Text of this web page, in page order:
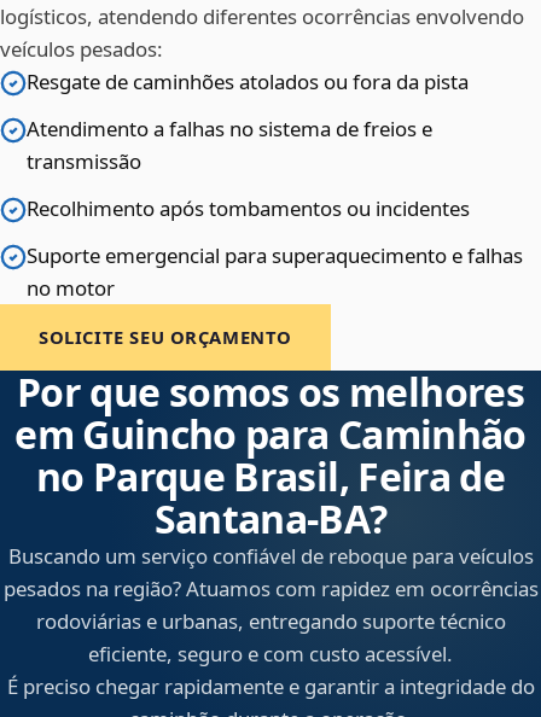
logísticos, atendendo diferentes ocorrências envolvendo
veículos pesados:
Resgate de caminhões atolados ou fora da pista
Atendimento a falhas no sistema de freios e
transmissão
Recolhimento após tombamentos ou incidentes
Suporte emergencial para superaquecimento e falhas
no motor
SOLICITE SEU ORÇAMENTO
Por que somos os melhores
em Guincho para Caminhão
no Parque Brasil, Feira de
Santana‑BA?
Buscando um serviço confiável de reboque para veículos
pesados na região? Atuamos com rapidez em ocorrências
rodoviárias e urbanas, entregando suporte técnico
eficiente, seguro e com custo acessível.
É preciso chegar rapidamente e garantir a integridade do